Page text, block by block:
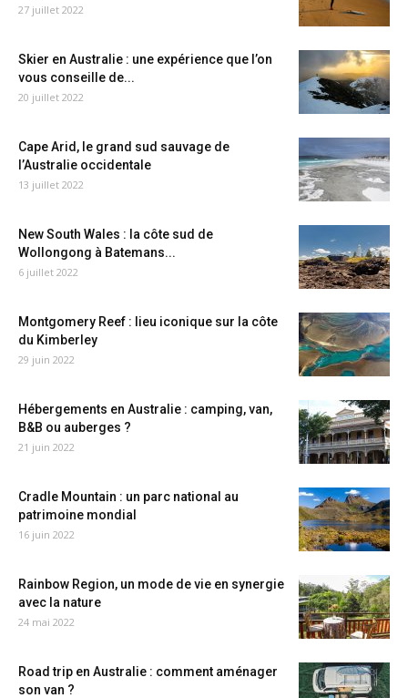
27 juillet 2022
Skier en Australie : une expérience que l’on
vous conseille de...
20 juillet 2022
Cape Arid, le grand sud sauvage de
l’Australie occidentale
13 juillet 2022
New South Wales : la côte sud de
Wollongong à Batemans...
6 juillet 2022
Montgomery Reef : lieu iconique sur la côte
du Kimberley
29 juin 2022
Hébergements en Australie : camping, van,
B&B ou auberges ?
21 juin 2022
Cradle Mountain : un parc national au
patrimoine mondial
16 juin 2022
Rainbow Region, un mode de vie en synergie
avec la nature
24 mai 2022
Road trip en Australie : comment aménager
son van ?